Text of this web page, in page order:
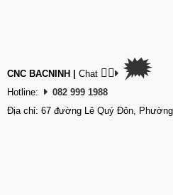
CNC BACNINH Chat 👉🏽 🗯
Hotline:
082 999 1988
Địa chỉ: 67 đường Lê Quý Đôn,